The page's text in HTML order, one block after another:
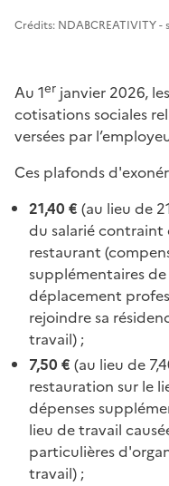
Image 1
Crédits: NDABCREATIVITY
Au 1er janvier 2026,
cotisations sociales
versées par
Ces plafonds
21,40 € (au lieu de
du salarié contraint
restaurant
supplémentaires
déplacement
rejoindre sa
travail) ;
7,50 € (au lieu de
restauration sur le
dépenses
lieu de travail
particulières
travail) ;